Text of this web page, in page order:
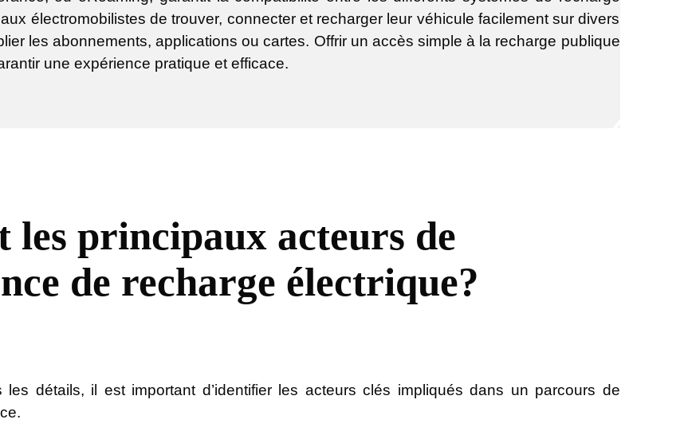
électromobilistes de trouver, connecter et recharger leur véhicule facilement sur divers
les abonnements, applications ou cartes. Offrir un accès simple à la recharge publique
une expérience pratique et efficace.
les principaux acteurs de
de recharge électrique?
les détails, il est important d’identifier les acteurs clés impliqués dans un parcours de